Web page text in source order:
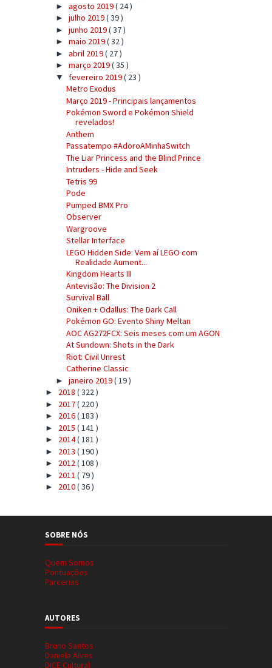
► agosto 2019( 24 )
► julho 2019( 39 )
► junho 2019( 37 )
► maio 2019( 32 )
► abril 2019( 27 )
► março 2019( 35 )
▼ fevereiro 2019( 23 )
Metro Exodus
Março 2019 - Principais lançamentos
Pokémon Sword e Pokémon Shield
revelados!
Anthem
Passatempo #AdoroAMinhaSwitch
The Liar Princess and the Blind Prince
Intruders - Hide and Seek
Tetris 99
Pode
Pumped BMX Pro
Observer
Wargroove
Stellar Interface
LEGO Hidden Side: Vem aí LEGO com
Realidade Aument...
Kingdom Hearts III
Antevisão: The Division 2
Survival Ball
Oniken + Odallus: The Dark Call
Pokémon GO: Evento Shiny Meltan
AOC AG272FCX: Seis meses com um AGON
At Sundown: Shots in the Dark
Riot: Civil Unrest
Catherine Classic
► janeiro 2019( 19 )
► 2018 ( 322 )
► 2017( 220 )
► 2016( 183 )
► 2015 ( 141 )
► 2014( 181 )
► 2013 ( 190 )
► 2012( 108 )
► 2011 ( 79 )
► 2010( 36 )
SOBRE NÓS
Quem Somos
Pontuações
Parcerias
AUTORES
Bruno Santos
Daniela Alves
DICE Cultural